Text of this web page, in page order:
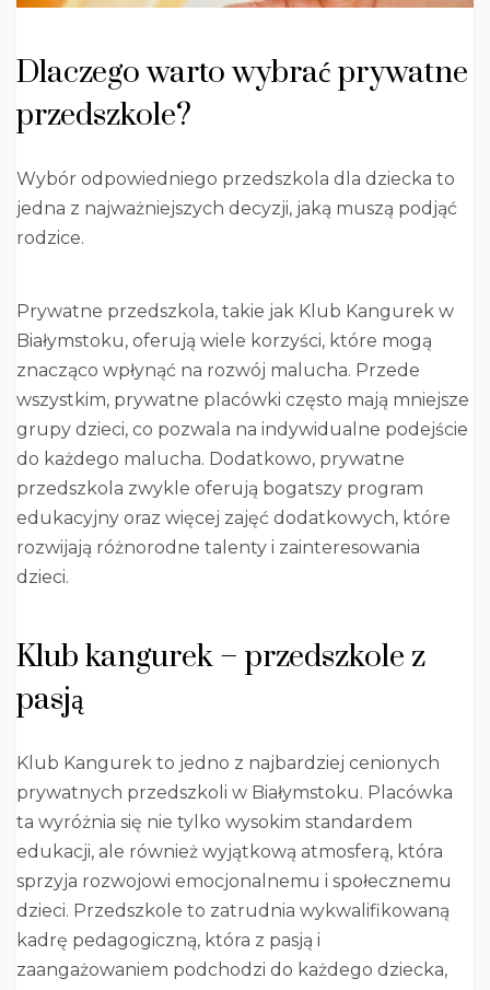
Dlaczego warto wybrać prywatne
przedszkole?
Wybór odpowiedniego przedszkola dla dziecka to
jedna z najważniejszych decyzji, jaką muszą podjąć
rodzice.
Prywatne przedszkola, takie jak Klub Kangurek w
Białymstoku, oferują wiele korzyści, które mogą
znacząco wpłynąć na rozwój malucha. Przede
wszystkim, prywatne placówki często mają mniejsze
grupy dzieci, co pozwala na indywidualne podejście
do każdego malucha. Dodatkowo, prywatne
przedszkola zwykle oferują bogatszy program
edukacyjny oraz więcej zajęć dodatkowych, które
rozwijają różnorodne talenty i zainteresowania
dzieci.
Klub kangurek – przedszkole z
pasją
Klub Kangurek to jedno z najbardziej cenionych
prywatnych przedszkoli w Białymstoku. Placówka
ta wyróżnia się nie tylko wysokim standardem
edukacji, ale również wyjątkową atmosferą, która
sprzyja rozwojowi emocjonalnemu i społecznemu
dzieci. Przedszkole to zatrudnia wykwalifikowaną
kadrę pedagogiczną, która z pasją i
zaangażowaniem podchodzi do każdego dziecka,